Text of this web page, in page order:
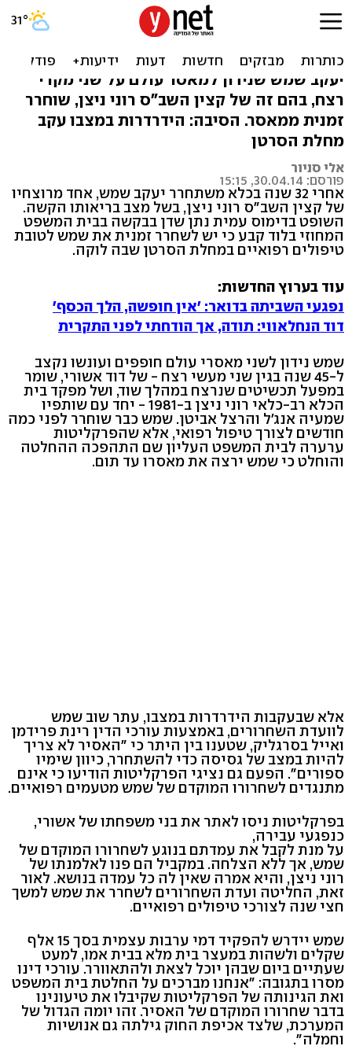
רוצחו של מפקד הכלא לקה
בסרטן וישוחרר
יעקב שמש שנידון למאסר עולם על שני מקרי
רצח, בהם זה של קצין השב"ס רוני ניצן, שוחרר
זמנית ממאסר. הסיבה: הידרדרות במצבו עקב
מחלת הסרטן
אלי סניור
פורסם: 30.04.14, 15:15
אחרי 32 שנה בכלא משתחרר יעקב שמש, אחד מרוצחיו
של קצין השב"ס רוני ניצן, בשל מצב בריאותו הקשה.
השופט בדימוס עמית נתן שדן בבקשה בבית המשפט
המחוזי בלוד קבע כי יש לשחרר זמנית את שמש לטובת
טיפולים רפואיים במחלת הסרטן שבה לוקה.
עוד בערוץ החדשות:
נפגעי השביתה בדואר: 'אין חופשה, הלך הכסף'
דוד הנחלאווי: תודה, אך הודחתי לפני התקרית
שמש נידון לשני מאסרי עולם חופפים ועונשו נקצב
ל-45 שנה בגין שני מעשי רצח - של דוד אשורי, שומר
במפעל תכשיטים שנרצח במהלך שוד, ושל מפקד בית
הכלא רב-כלאי רוני ניצן ב-1981 - יחד עם שותפיו
שמעיה אנג'ל והרצל אביטן. שמש כבר שוחרר לפני כמה
חודשים לצורך טיפול רפואי, אלא שהפרקליטות
ערערה לבית המשפט העליון שם התהפכה ההחלטה
והוחלט כי שמש ירצה את מאסרו עד תום.
אלא שבעקבות הידרדרות במצבו, עתר שוב שמש
לוועדת השחרורים, באמצעות עורכי הדין רינת פרידמן
ואייל בסרגליק, שטענו בין היתר כי "האסיר לא צריך
להיות במצב של גסיסה כדי להשתחרר, כיוון שימיו
ספורים". הפעם גם נציגי הפרקליטות הודיעו כי אינם
מתנגדים לשחרורו המוקדם של שמש מטעמים רפואיים.
בפרקליטות ניסו לאתר את בני משפחתו של אשורי,
כנפגעי עבירה,
על מנת לקבל את עמדתם בנוגע לשחרורו המוקדם של
שמש, אך ללא הצלחה. במקביל הם פנו לאלמנתו של
רוני ניצן, והיא אמרה שאין לה כל עמדה בנושא. לאור
זאת, החליטה ועדת השחרורים לשחרר את שמש למשך
חצי שנה לצורכי טיפולים רפואיים.
שמש יידרש להפקיד דמי ערבות עצמית בסך 15 אלף
שקלים ולשהות במעצר בית מלא בבית אמו, למעט
שעתיים ביום שבהן יוכל לצאת ולהתאוורר. עורכי דינו
מסרו בתגובה: "אנחנו מברכים על החלטת בית המשפט
ואת הגינותה של הפרקליטות שקיבלו את טיעונינו
בדבר שחרורו המוקדם של האסיר. זהו יומה הגדול של
המערכת, שלצד אכיפת החוק גילתה גם אנושיות
וחמלה".